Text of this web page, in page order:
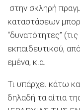
στην σκληρή
καταστάσεων
“δυνατότητες”
εκπαιδευτικού,
εμένα, κ.α.
Τι υπάρχει κάτω
δηλαδή τα αίτια